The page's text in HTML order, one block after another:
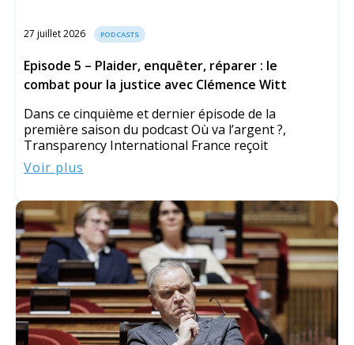
27 juillet 2026 PODCASTS
Episode 5 – Plaider, enquêter, réparer : le
combat pour la justice avec Clémence Witt
Dans ce cinquième et dernier épisode de la
première saison du podcast Où va l’argent ?,
Transparency International France reçoit
Voir plus